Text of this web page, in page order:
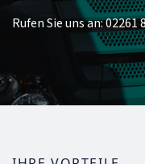
Rufen Sie uns an: 02261